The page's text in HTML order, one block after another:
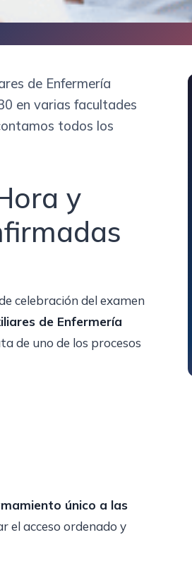
de Enfermería
en varias facultades
todos los
y
celebración del examen
de Enfermería
de uno de los procesos
único a las
el acceso ordenado y